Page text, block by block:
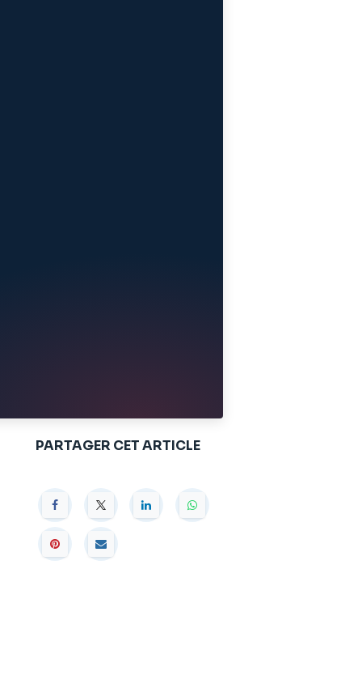
PARTAGER CET ARTICLE